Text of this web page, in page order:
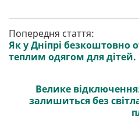
Попередня стаття:
Як у Дніпрі безкоштовно
теплим одягом для
Велике відключення:
залишиться без